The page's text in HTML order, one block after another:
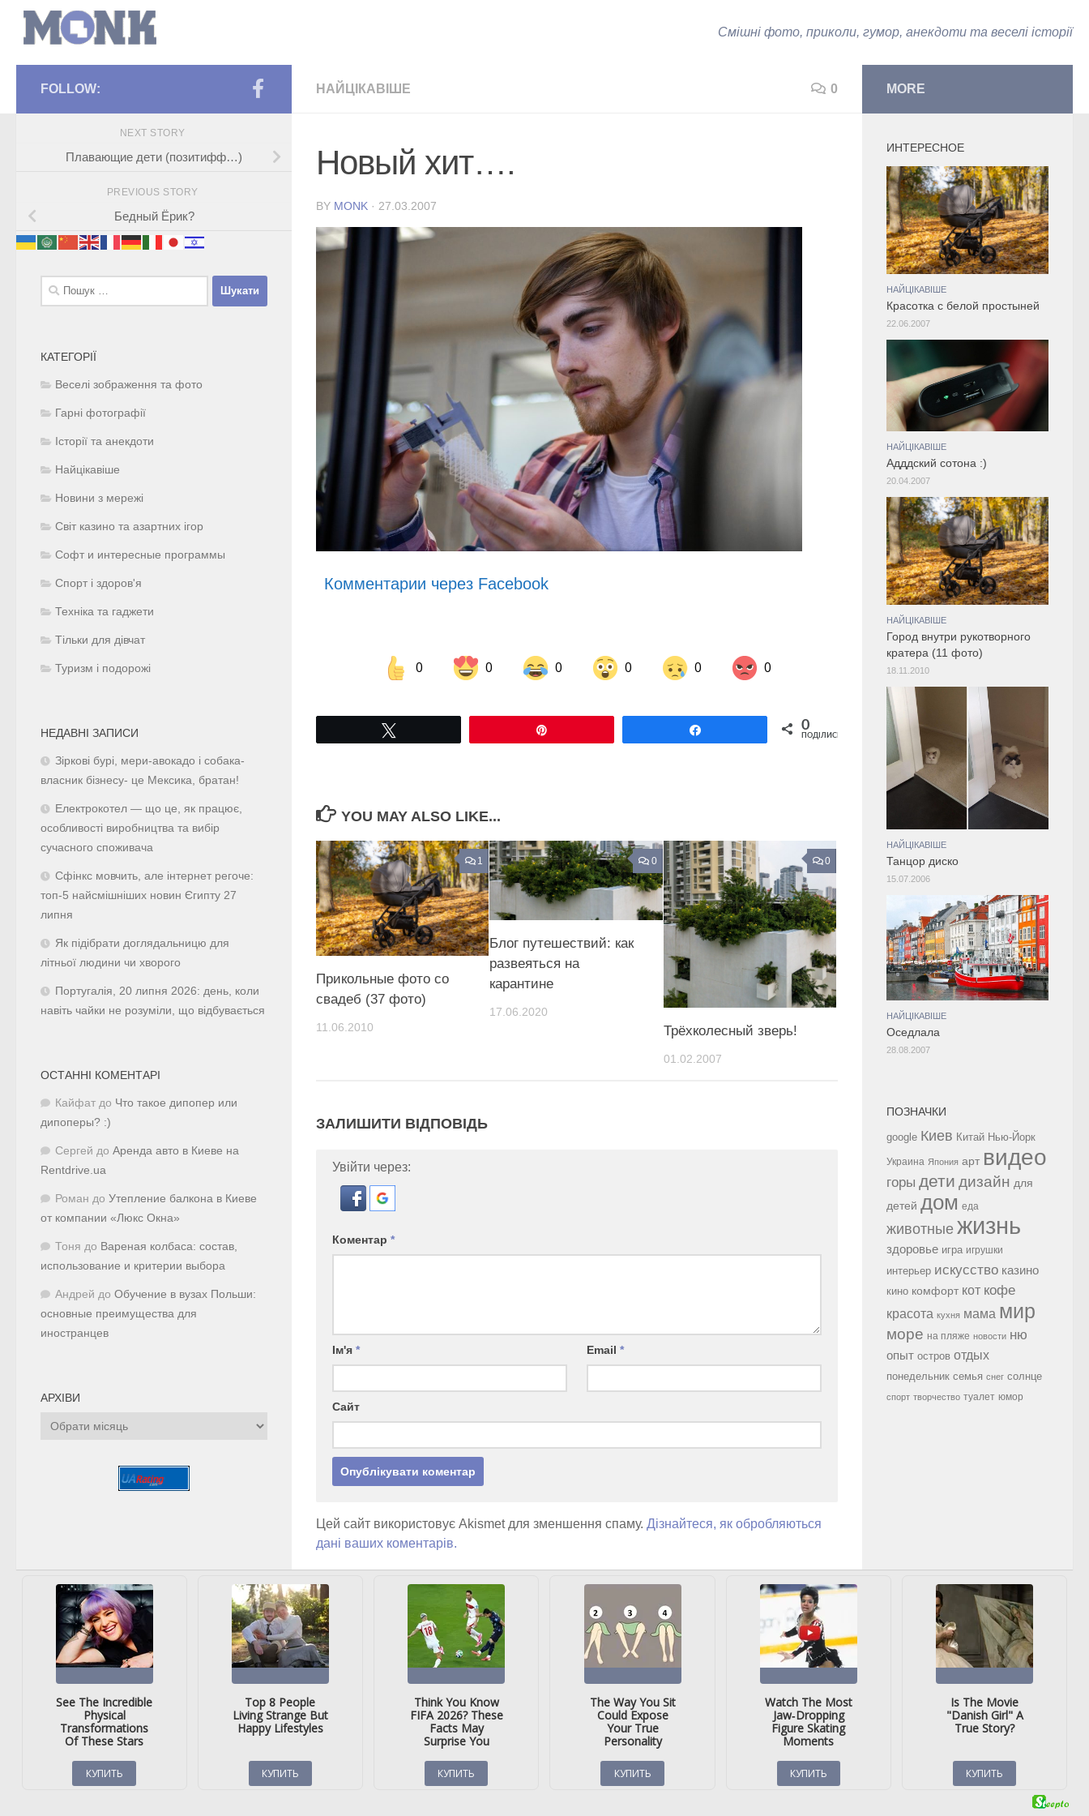
Смішні фото, приколи, гумор, анекдоти та веселі історії
НАЙЦІКАВІШЕ 0
Новый хит….
BY MONK · 27.03.2007
Комментарии через Facebook
0 0 0 0 0 0
Share on Facebook Share on LinkedIn Share on Twitter 0
ПОДІЛИСЬ
YOU MAY ALSO LIKE...
1
Прикольные фото со
свадеб (37 фото)
11.06.2010
0
Блог путешествий: как
развеяться на
карантине
17.06.2020
0
Трёхколесный зверь!
01.02.2007
ЗАЛИШИТИ ВІДПОВІДЬ
Увійти через:
Коментар *
Ім'я * Email*
Сайт
Цей сайт використовує Akismet для зменшення спаму. Дізнайтеся, як обробляються
дані ваших коментарів.
FOLLOW:
NEXT STORY
Плавающие дети (позитифф…)
PREVIOUS STORY
Бедный Ёрик?
Пошук:
КАТЕГОРІЇ
Веселі зображення та фото
Гарні фотографії
Історії та анекдоти
Найцікавіше
Новини з мережі
Світ казино та азартних ігор
Софт и интересные программы
Спорт і здоров'я
Техніка та гаджети
Тільки для дівчат
Туризм і подорожі
НЕДАВНІ ЗАПИСИ
Зіркові бурі, мери-авокадо і собака-
власник бізнесу- це Мексика, братан!
Електрокотел — що це, як працює,
особливості виробництва та вибір
сучасного споживача
Сфінкс мовчить, але інтернет регоче:
топ-5 найсмішніших новин Єгипту 27
липня
Як підібрати доглядальницю для
літньої людини чи хворого
Португалія, 20 липня 2026: день, коли
навіть чайки не розуміли, що відбувається
ОСТАННІ КОМЕНТАРІ
Кайфат до Что такое дипопер или
дипоперы? :)
Сергей до Аренда авто в Киеве на
Rentdrive.ua
Роман до Утепление балкона в Киеве
от компании «Люкс Окна»
Тоня до Вареная колбаса: состав,
использование и критерии выбора
Андрей до Обучение в вузах Польши:
основные преимущества для
иностранцев
АРХІВИ
Архіви
MORE
ИНТЕРЕСНОЕ
НАЙЦІКАВІШЕ
Красотка с белой простыней
22.06.2007
НАЙЦІКАВІШЕ
Адддский сотона :)
20.04.2007
НАЙЦІКАВІШЕ
Город внутри рукотворного
кратера (11 фото)
18.11.2010
НАЙЦІКАВІШЕ
Танцор диско
15.07.2006
НАЙЦІКАВІШЕ
Оседлала
28.08.2007
ПОЗНАЧКИ
google Киев Китай Нью-Йорк
Украина Япония арт видео
горы дети дизайн для
детей дом еда
животные жизнь
здоровье игра игрушки
интерьер искусство казино
кино комфорт кот кофе
красота кухня мама мир
море на пляже новости ню
опыт остров отдых
понедельник семья снег солнце
спорт творчество туалет юмор